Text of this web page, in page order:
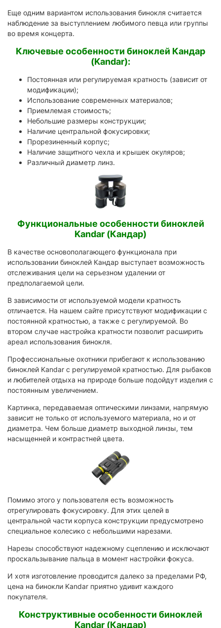
Еще одним вариантом использования бинокля считается
наблюдение за выступлением любимого певца или группы
во время концерта.
Ключевые особенности биноклей Кандар
(Kandar):
Постоянная или регулируемая кратность (зависит от
модификации);
Использование современных материалов;
Приемлемая стоимость;
Небольшие размеры конструкции;
Наличие центральной фокусировки;
Прорезиненный корпус;
Наличие защитного чехла и крышек окуляров;
Различный диаметр линз.
Функциональные особенности биноклей
Kandar (Кандар)
В качестве основополагающего функционала при
использовании биноклей Кандар выступает возможность
отслеживания цели на серьезном удалении от
предполагаемой цели.
В зависимости от используемой модели кратность
отличается. На нашем сайте присутствуют модификации с
постоянной кратностью, а также с регулируемой. Во
втором случае настройка кратности позволит расширить
ареал использования бинокля.
Профессиональные охотники прибегают к использованию
биноклей Kandar с регулируемой кратностью. Для рыбаков
и любителей отдыха на природе больше подойдут изделия с
постоянным увеличением.
Картинка, передаваемая оптическими линзами, напрямую
зависит не только от используемого материала, но и от
диаметра. Чем больше диаметр выходной линзы, тем
насыщенней и контрастней цвета.
Помимо этого у пользователя есть возможность
отрегулировать фокусировку. Для этих целей в
центральной части корпуса конструкции предусмотрено
специальное колесико с небольшими нарезами.
Нарезы способствуют надежному сцеплению и исключают
проскальзывание пальца в момент настройки фокуса.
И хотя изготовление проводится далеко за пределами РФ,
цена на бинокли Kandar приятно удивит каждого
покупателя.
Конструктивные особенности биноклей
Kandar (Кандар)